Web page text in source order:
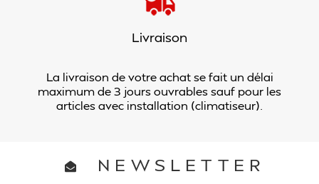
Livraison
La livraison de votre achat se fait un délai
maximum de 3 jours ouvrables sauf pour les
articles avec installation (climatiseur).
NEWSLETTER